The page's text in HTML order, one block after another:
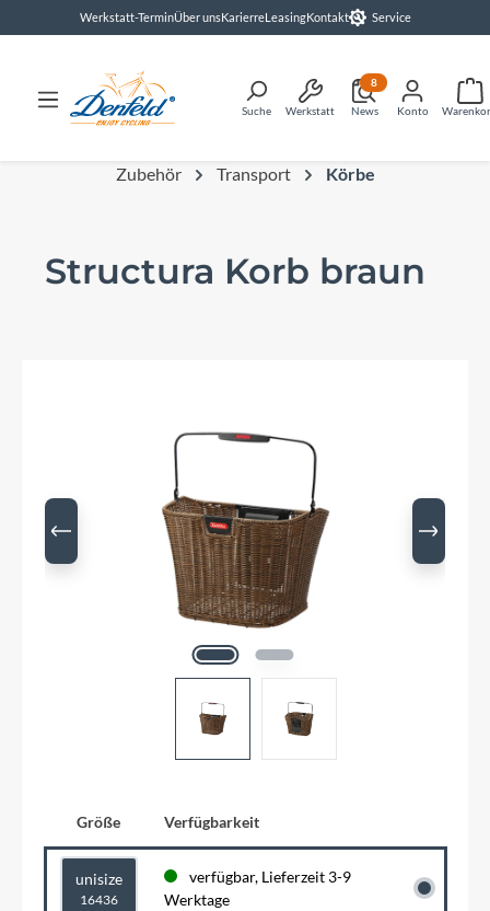
springenWerkstatt-TerminÜber unsKarierreLeasingKontakt Service
Suche Werkstatt News
8
Konto
Zubehör Transport Körbe
Structura Korb braun
Größe Verfügbarkeit
unisize
16436
verfügbar, Lieferzeit 3-9
Werktage